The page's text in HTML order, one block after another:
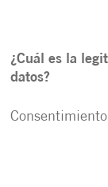
¿Cuál es la
datos?